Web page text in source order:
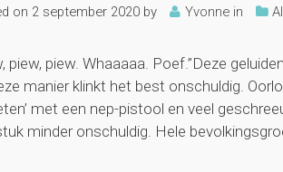
on 2 september 2020 by Yvonne in
piew, piew. Whaaaaa. Poef.”Deze
manier klinkt het best onschuldig.
met een nep-pistool en veel
minder onschuldig. Hele